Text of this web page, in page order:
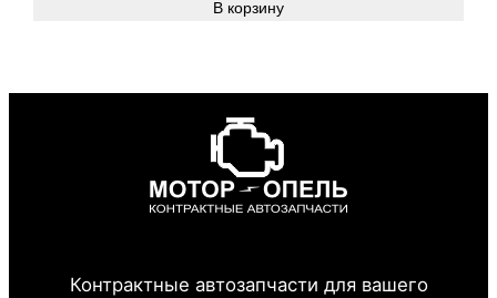
В корзину
Контрактные автозапчасти для вашего